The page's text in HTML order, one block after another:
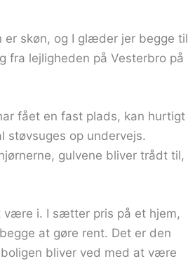
er skøn, og I glæder jer begge til
fra lejligheden på Vesterbro på
fået en fast plads, kan hurtigt
støvsuges op undervejs.
gulvene bliver trådt til,
være i. I sætter pris på et hjem,
at gøre rent. Det er den
bliver ved med at være